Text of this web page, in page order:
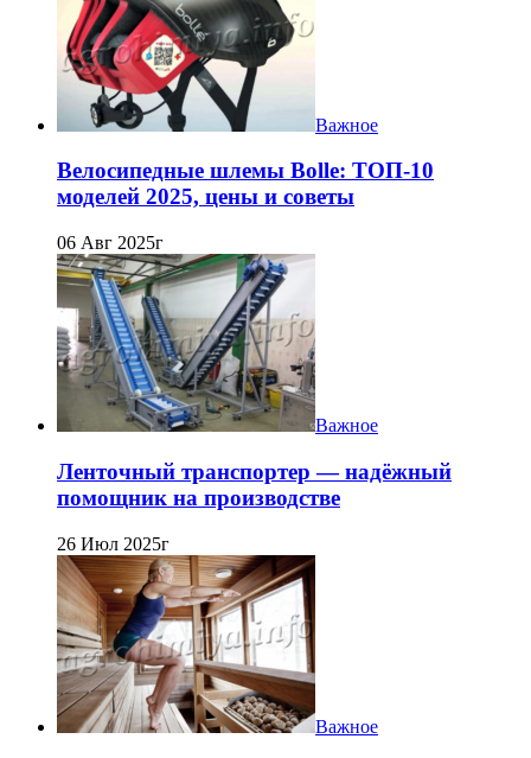
Важное
Велосипедные шлемы Bolle: ТОП-10
моделей 2025, цены и советы
06 Авг 2025г
Важное
Ленточный транспортер — надёжный
помощник на производстве
26 Июл 2025г
Важное